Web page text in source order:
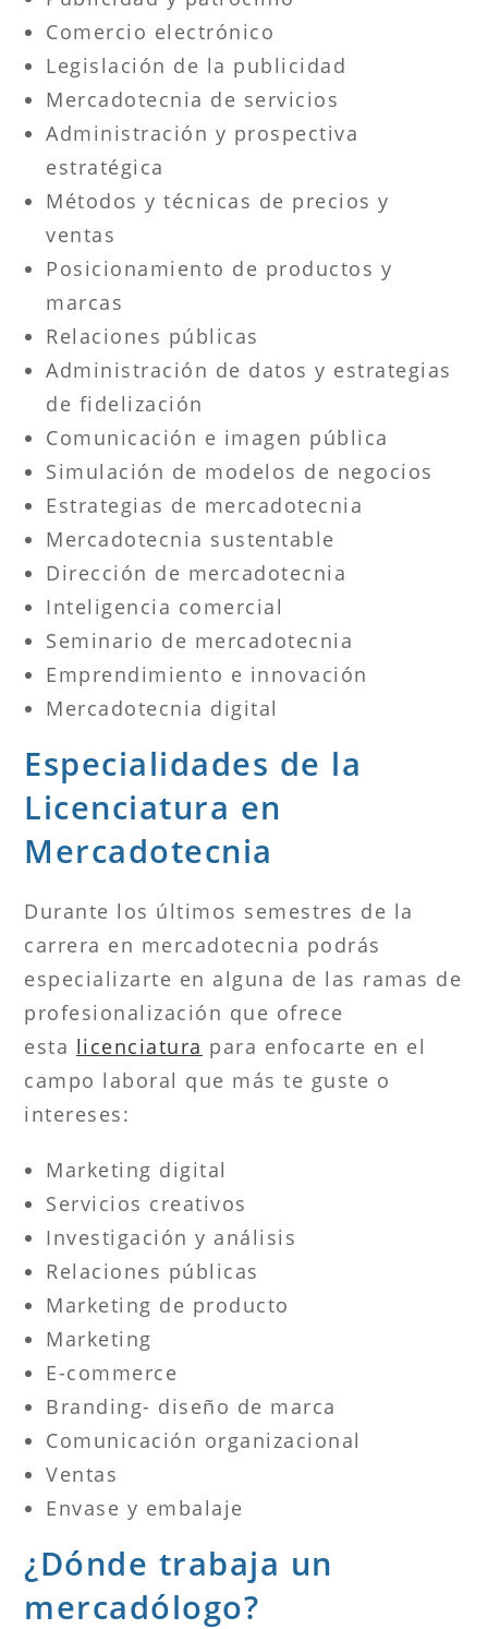
Comercio electrónico
Legislación de la publicidad
Mercadotecnia de servicios
Administración y prospectiva
estratégica
Métodos y técnicas de precios y
ventas
Posicionamiento de productos y
marcas
Relaciones públicas
Administración de datos y estrategias
de fidelización
Comunicación e imagen pública
Simulación de modelos de negocios
Estrategias de mercadotecnia
Mercadotecnia sustentable
Dirección de mercadotecnia
Inteligencia comercial
Seminario de mercadotecnia
Emprendimiento e innovación
Mercadotecnia digital
Especialidades de la
Licenciatura en
Mercadotecnia
Durante los últimos semestres de la
carrera en mercadotecnia podrás
especializarte en alguna de las ramas de
profesionalización que ofrece
esta licenciatura para enfocarte en el
campo laboral que más te guste o
intereses:
Marketing digital
Servicios creativos
Investigación y análisis
Relaciones públicas
Marketing de producto
Marketing
E-commerce
Branding- diseño de marca
Comunicación organizacional
Ventas
Envase y embalaje
¿Dónde trabaja un
mercadólogo?